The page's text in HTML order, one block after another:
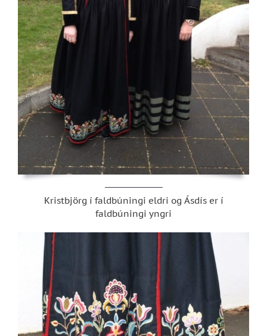
Kristbjörg í faldbúningi eldri og Ásdís er í
faldbúningi yngri